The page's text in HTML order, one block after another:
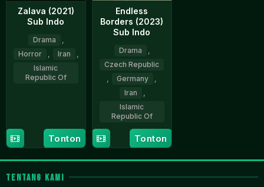
Zalava (2021)
Sub Indo
Drama
Horror
Iran
Islamic
Republic Of
Tonton
Endless
Borders (2023)
Sub Indo
Drama
Czech Republic
Germany
Iran
Islamic
Republic Of
2
Feb
2023
Abbas
Amini
Tonton
TENTANG KAMI